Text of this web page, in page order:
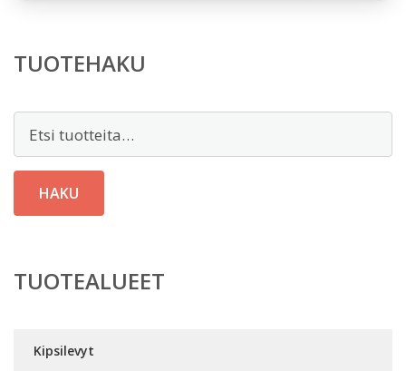
TUOTEHAKU
HAKU
TUOTEALUEET
Kipsilevyt